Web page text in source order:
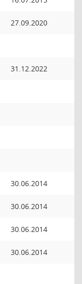
27.09.2020
31.12.2022
30.06.2014
30.06.2014
30.06.2014
30.06.2014